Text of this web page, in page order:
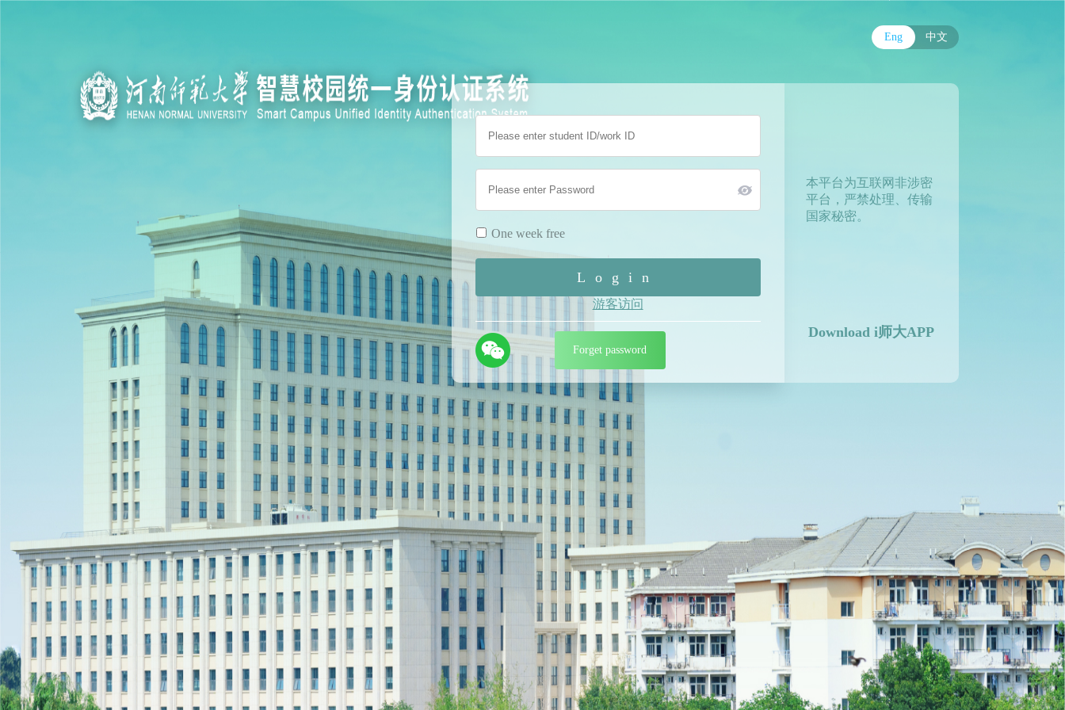
Eng 中文
One week free
Login
游客访问
Forget password
本平台为互联网非涉密
平台，严禁处理、传输
国家秘密。
Download i师大APP